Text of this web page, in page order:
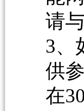
请
3、
供
在